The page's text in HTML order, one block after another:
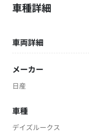
車種詳細
車両詳細
メーカー
日産
車種
デイズルークス